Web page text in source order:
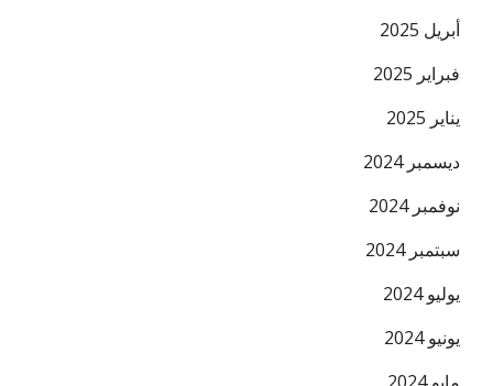
أبريل 2025
فبراير 2025
يناير 2025
ديسمبر 2024
نوفمبر 2024
سبتمبر 2024
يوليو 2024
يونيو 2024